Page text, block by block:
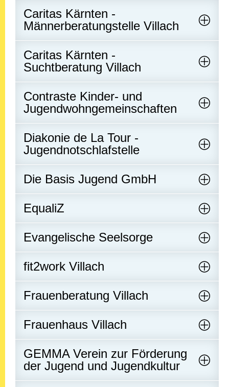
Caritas Kärnten -
Männerberatungstelle Villach
Caritas Kärnten -
Suchtberatung Villach
Contraste Kinder- und
Jugendwohngemeinschaften
Diakonie de La Tour -
Jugendnotschlafstelle
Die Basis Jugend GmbH
EqualiZ
Evangelische Seelsorge
fit2work Villach
Frauenberatung Villach
Frauenhaus Villach
GEMMA Verein zur Förderung
der Jugend und Jugendkultur